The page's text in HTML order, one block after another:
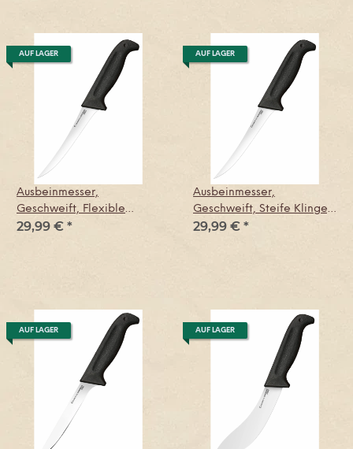
AUF LAGER
Ausbeinmesser,
Geschweift, Flexible
Klinge, Commercial Serie
29,99 € *
AUF LAGER
Ausbeinmesser,
Geschweift, Steife Klinge,
Commercial Serie
29,99 € *
AUF LAGER AUF LAGER